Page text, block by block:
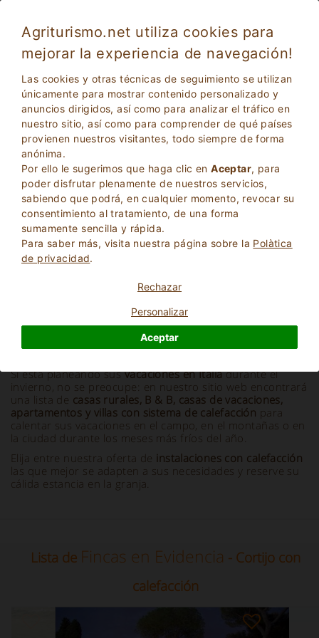
Agriturismo.net utiliza cookies para
mejorar la experiencia de navegación!
Las cookies y otras técnicas de seguimiento se utilizan
únicamente para mostrar contenido personalizado y
anuncios dirigidos, así como para analizar el tráfico en
nuestro sitio, así como para comprender de qué países
provienen nuestros visitantes, todo siempre de forma
anónima.
Por ello le sugerimos que haga clic enAceptar, para
poder disfrutar plenamente de nuestros servicios,
sabiendo que podrá, en cualquier momento, revocar su
consentimiento al tratamiento, de una forma
sumamente sencilla y rápida.
Para saber más, visita nuestra página sobre la Polà­tica
de privacidad.
Rechazar
Personalizar
Aceptar
Vacaciones en Hacienda con calefacción
2Adultos
0Niños BÚSQUEDA
Información y descripción
Si está planeando susvacaciones en Italiadurante el
invierno, no se preocupe: en nuestro sitio web encontrará
una lista de casas rurales, B & B, casas de vacaciones,
apartamentos y villas con sistema de calefacción para
calentar sus vacaciones en el campo, en el montañas o en
la ciudad durante los meses más fríos del año.
Elija entre nuestra oferta de instalaciones con calefacción
las que mejor se adapten a sus necesidades y reserve su
cálida estancia en la granja.
Lista de Fincas en Evidencia - Cortijo con
calefacción